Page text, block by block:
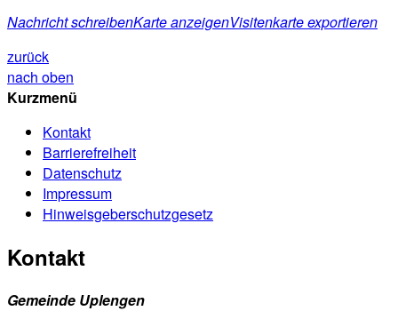
Nachricht schreibenKarte anzeigenVisitenkarte exportieren
zurück
nach oben
Kurzmenü
Kontakt
Barrierefreiheit
Datenschutz
Impressum
Hinweisgeberschutzgesetz
Kontakt
Gemeinde Uplengen